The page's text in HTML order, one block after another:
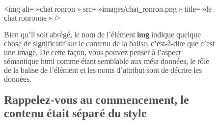
<img alt= »chat ronron » src= »images/chat_ronron.png » title= »le
chat ronronne » />
Bien qu’il soit abrégé, le nom de l’élément img indique quelque
chose de significatif sur le contenu de la balise, c’est-à-dire que c’est
une image. De cette façon, vous pouvez penser à l’aspect
sémantique html comme étant semblable aux méta données, le rôle
de la balise de l’élément et les noms d’attribut sont de décrire les
données.
Rappelez-vous au commencement, le
contenu était séparé du style